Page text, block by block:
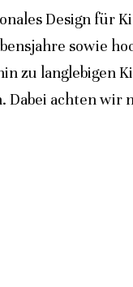
Design für
sowie
zu langlebigen
Dabei achten